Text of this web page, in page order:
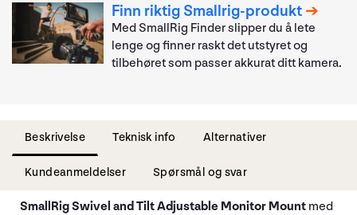
Finn riktig Smallrig-produkt
Med SmallRig Finder slipper du å lete
lenge og finner raskt det utstyret og
tilbehøret som passer akkurat ditt kamera.
Beskrivelse Teknisk info Alternativer
Kundeanmeldelser Spørsmål og svar
SmallRig Swivel and Tilt Adjustable Monitor Mount med